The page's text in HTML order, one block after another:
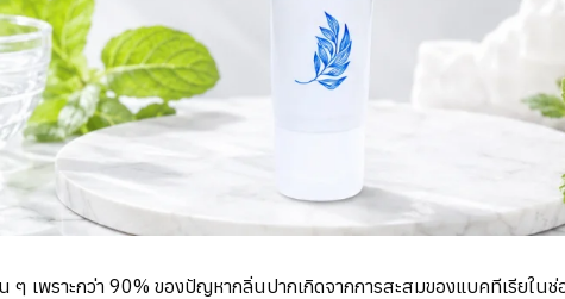
ๆ เพราะกว่า 90% ของปัญหากลิ่นปากเกิดจากการสะสมของแบคทีเรียใน